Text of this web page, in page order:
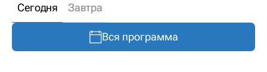
Сегодня Завтра
Вся программа